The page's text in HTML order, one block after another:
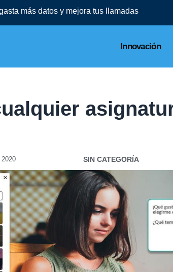
más datos y mejora tus llamadas
Innovación
SIN CATEGORÍA